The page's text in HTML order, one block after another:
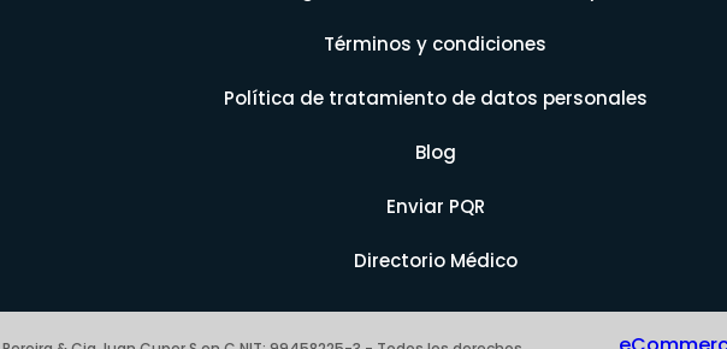
Términos y condiciones
Política de tratamiento de datos personales
Blog
Enviar PQR
Directorio Médico